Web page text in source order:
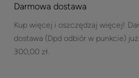
Darmowa dostawa
Kup więcej i oszczędzaj więcej!
dostawa (Dpd odbiór w punkcie)
300,00 zł.